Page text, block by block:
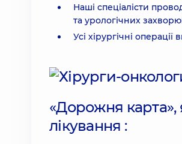
Наші спеціалісти
та урологічних
Усі хірургічні
«Дорожня карта»,
лікування :